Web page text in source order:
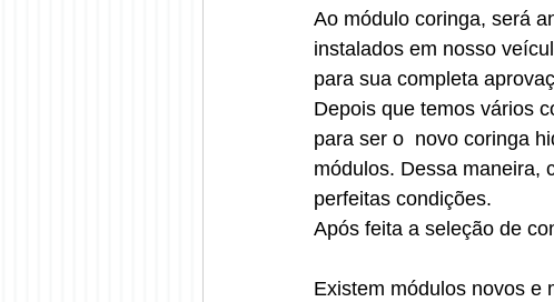
Ao módulo coringa, será
instalados em nosso
para sua completa
Depois que temos vários
para ser o  novo coringa
módulos. Dessa maneira,
perfeitas condições.
Após feita a seleção de
Existem módulos novos e